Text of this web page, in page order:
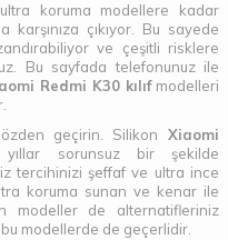
koruma modellere kadar
karşınıza çıkıyor. Bu sayede
ve çeşitli risklere
Bu sayfada telefonunuz ile
Redmi K30 kılıfmodelleri
geçirin. Silikon Xiaomi
sorunsuz bir şekilde
tercihinizi şeffaf ve ultra ince
koruma sunan ve kenar ile
modeller de alternatifleriniz
bu modellerde de geçerlidir.